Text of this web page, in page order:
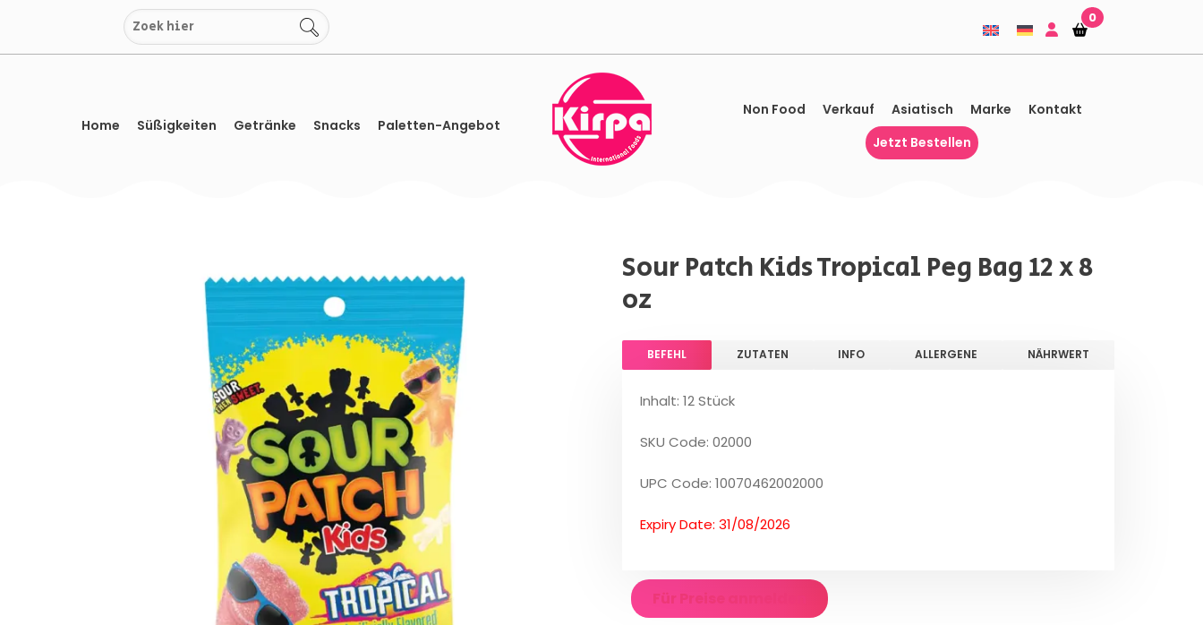
springen
Einkaufskorb
Einkaufskorb
0
Home Süßigkeiten Getränke Snacks Paletten-Angebot
Non Food Verkauf Asiatisch Marke
Kontakt
Jetzt Bestellen
Sour Patch Kids Tropical Peg Bag 12 x 8
oz
BEFEHL ZUTATEN INFO ALLERGENE NÄHRWERT
Inhalt: 12 Stück
SKU Code: 02000
UPC Code: 10070462002000
Expiry Date: 31/08/2026
Für Preise anmelden